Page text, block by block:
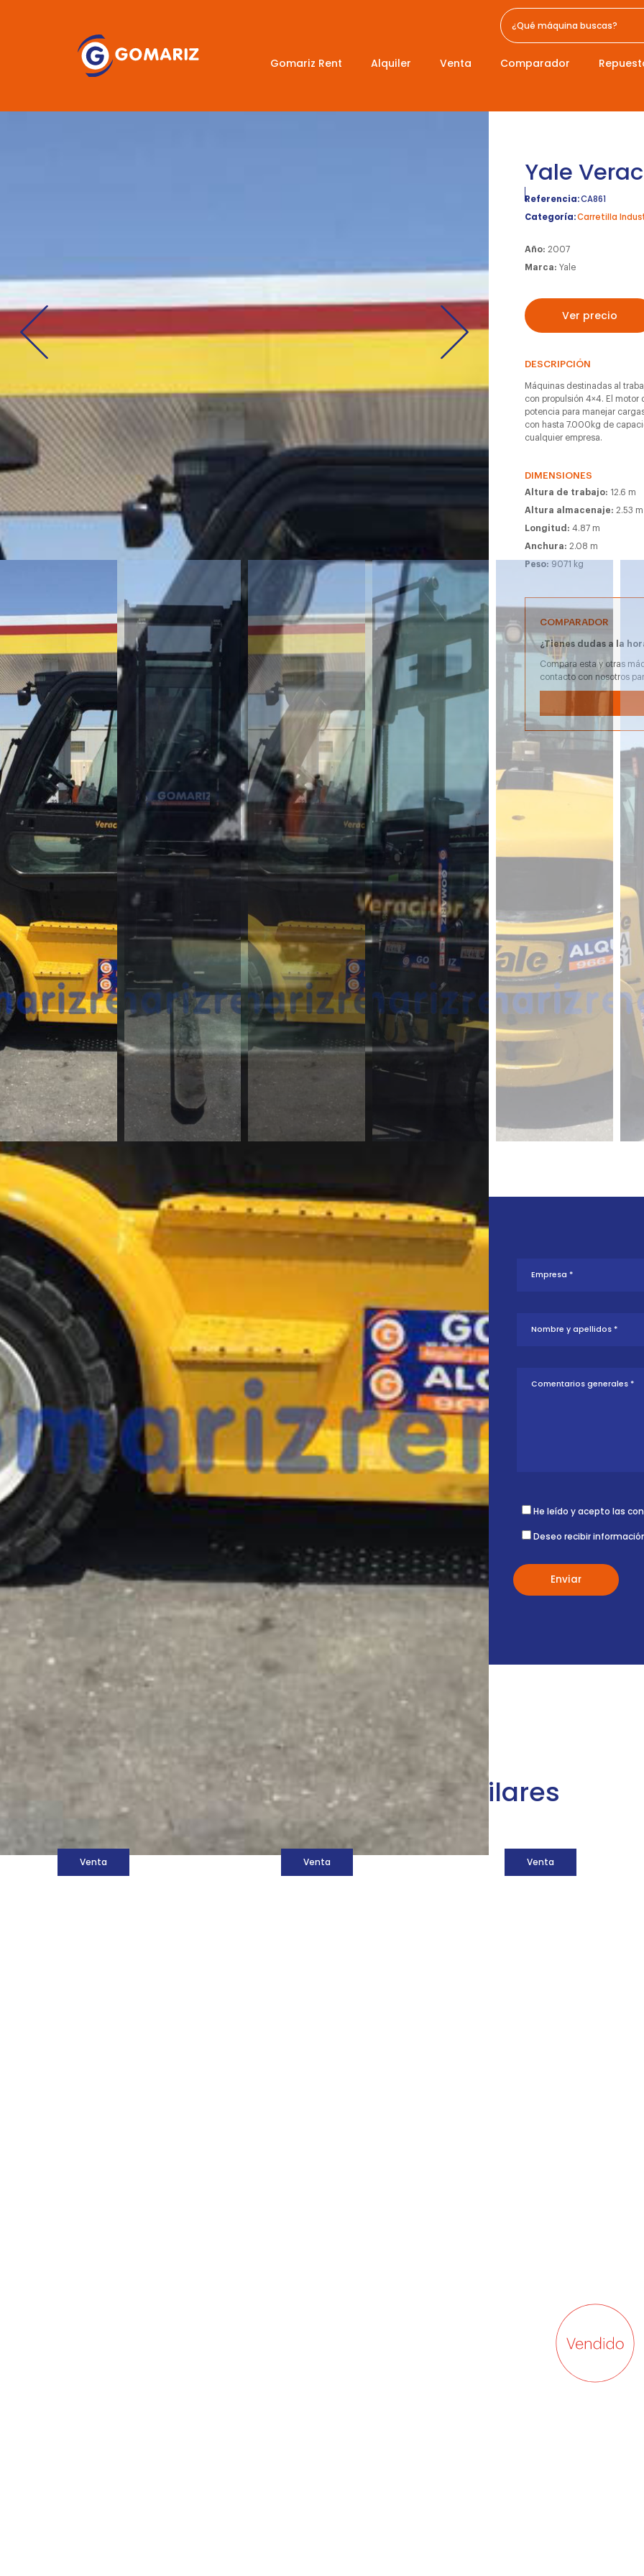
Gomariz Rent Alquiler Venta Comparador
Yale
Referencia:CA861
Categoría:Carretilla
Año:2007
Marca:Yale
Ver precio
DESCRIPCIÓN
Máquinas destinadas al
con propulsión 4×4. El
potencia para manejar
con hasta 7.000kg de
cualquier empresa.
DIMENSIONES
Altura de trabajo: 12.6 m
Altura almacenaje:2.53 m
Longitud:4.87 m
Anchura:2.08 m
Peso: 9071 kg
COMPARADOR
¿Tienes dudas a la
Compara esta y otras
contacto con nosotros
¿Te interesa
esta máquina?
Rellena este formulario y recibiremos tu solicitud sobre esta
máquina para ponernos en contacto directo contigo.
Yale Veracitor 70VX
He leído y acepto las
Deseo recibir
Máquinas similares
Venta Venta Venta